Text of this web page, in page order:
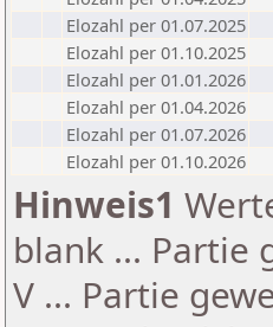
Elozahl per 01.07.2025
Elozahl per 01.10.2025
Elozahl per 01.01.2026
Elozahl per 01.04.2026
Elozahl per 01.07.2026
Elozahl per 01.10.2026
Hinweis1
blank ... Partie
V ... Partie